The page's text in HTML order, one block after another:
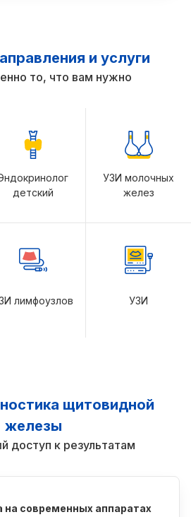
и услуги
то, что вам нужно
детский
УЗИ молочных
желез
лимфоузлов УЗИ
щитовидной
железы
доступ к результатам
на современных аппаратах